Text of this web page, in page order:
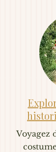
Voyagez